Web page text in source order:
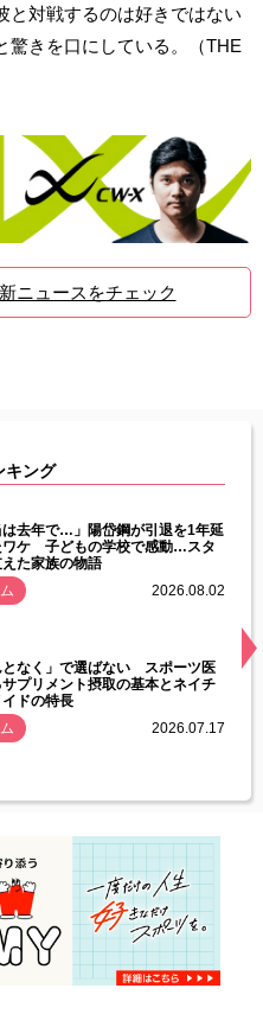
と対戦するのは好きではない
驚きを口にしている。（THE
ニュースをチェック
キング
は去年で…」陽岱鋼が引退を1年延
ワケ 子どもの学校で感動…スタ
えた家族の物語
2026.08.02
となく」で選ばない スポーツ医
プリメント摂取の基本とネイチ
ドの特長
2026.07.17